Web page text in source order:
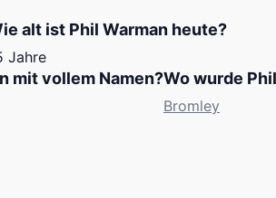
alt ist Phil Warman heute?
Jahre
mit vollem Namen?Wo wurde
Bromley